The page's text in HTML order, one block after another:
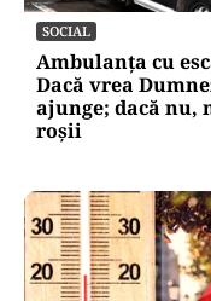
SOCIAL
Ambulanța cu
Dacă vrea
ajunge; dacă nu,
roșii